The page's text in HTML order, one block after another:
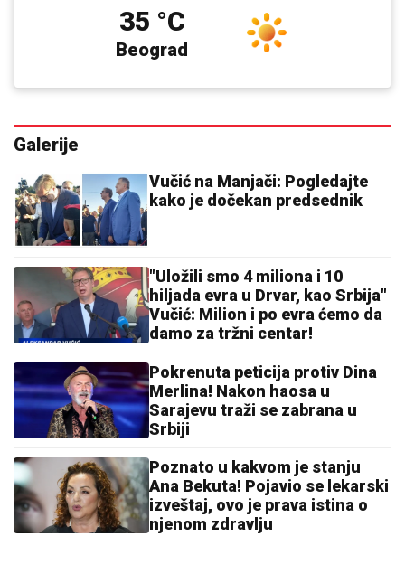
Beograd
35 °C
Galerije
Vučić na Manjači: Pogledajte
kako je dočekan predsednik
"Uložili smo 4 miliona i 10
hiljada evra u Drvar, kao Srbija"
Vučić: Milion i po evra ćemo da
damo za tržni centar!
Pokrenuta peticija protiv Dina
Merlina! Nakon haosa u
Sarajevu traži se zabrana u
Srbiji
Poznato u kakvom je stanju
Ana Bekuta! Pojavio se lekarski
izveštaj, ovo je prava istina o
njenom zdravlju